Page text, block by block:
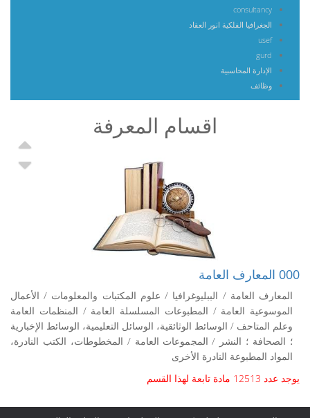
consultancy
الجغرافيا الفلكية انور العقاد
usef
gurd
الإدارة المحاسبية
وظائف
اقسام المعرفة
000 المعارف العامة
المعارف العامة / الببليوغرافيا / علوم المكتبات والمعلومات / الأعمال
الموسوعية العامة / المطبوعات المسلسلة العامة / المنظمات العامة
وعلم المتاحف / الوسائط الوثائقية، الوسائل التعليمية، الوسائط الإخبارية
؛ الصحافة ؛ النشر / المجموعات العامة / المخطوطات، الكتب النادرة،
المواد المطبوعة النادرة الأخرى
يوجد عدد 12513 مادة تابعة لهذا القسم
Up